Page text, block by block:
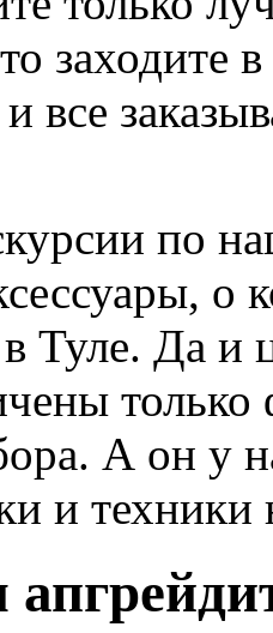
заходите
все
по
о
Туле. Да
А он у
и техники